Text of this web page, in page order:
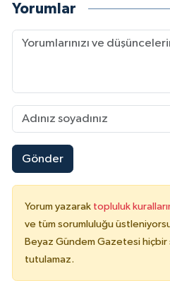
Yorumlar
Gönder
Yorum yazarak topluluk
ve tüm sorumluluğu
Beyaz Gündem Gazetesi
tutulamaz.